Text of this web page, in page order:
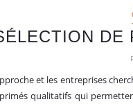
DE
et les entreprises
qualitatifs qui